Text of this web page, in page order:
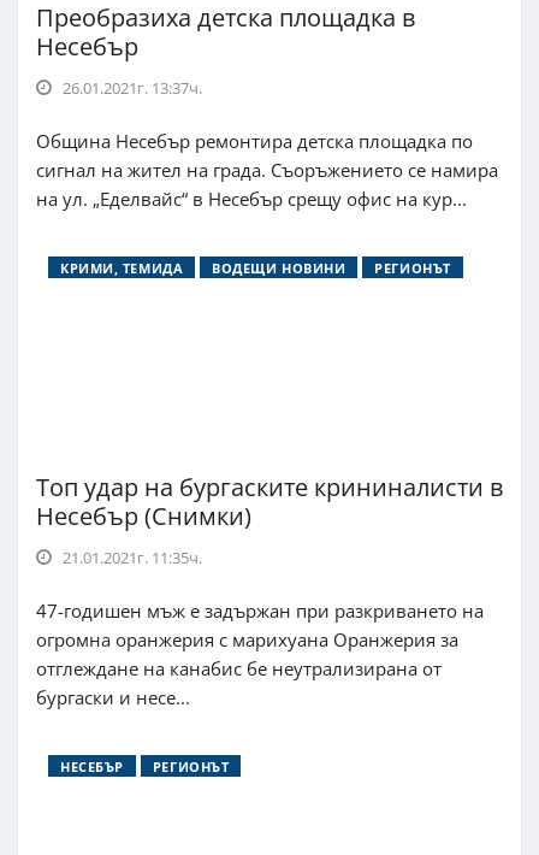
Преобразиха детска площадка в
Несебър
26.01.2021г. 13:37ч.
Община Несебър ремонтира детска площадка по
сигнал на жител на града. Съоръжението се намира
на ул. „Еделвайс“ в Несебър срещу офис на кур...
КРИМИ, ТЕМИДА ВОДЕЩИ НОВИНИ РЕГИОНЪТ
Топ удар на бургаските крининалисти в
Несебър (Снимки)
21.01.2021г. 11:35ч.
47-годишен мъж е задържан при разкриването на
огромна оранжерия с марихуана Оранжерия за
отглеждане на канабис бе неутрализирана от
бургаски и несе...
НЕСЕБЪР РЕГИОНЪТ